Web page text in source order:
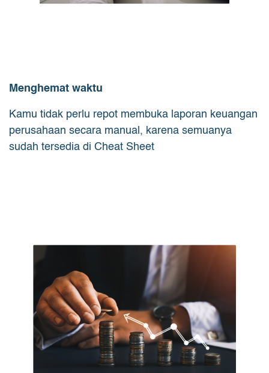
Menghemat waktu
Kamu tidak perlu repot membuka laporan keuangan
perusahaan secara manual, karena semuanya
sudah tersedia di Cheat Sheet